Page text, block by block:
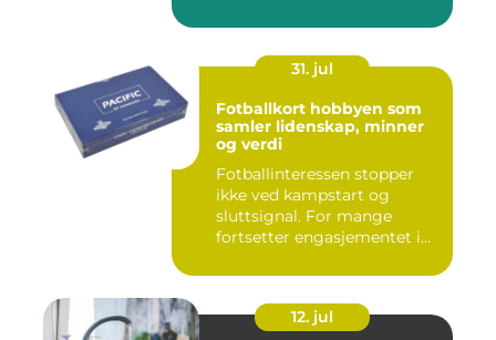
31. jul
Fotballkort hobbyen som
samler lidenskap, minner
og verdi
Fotballinteressen stopper
ikke ved kampstart og
sluttsignal. For mange
fortsetter engasjementet i
12. jul